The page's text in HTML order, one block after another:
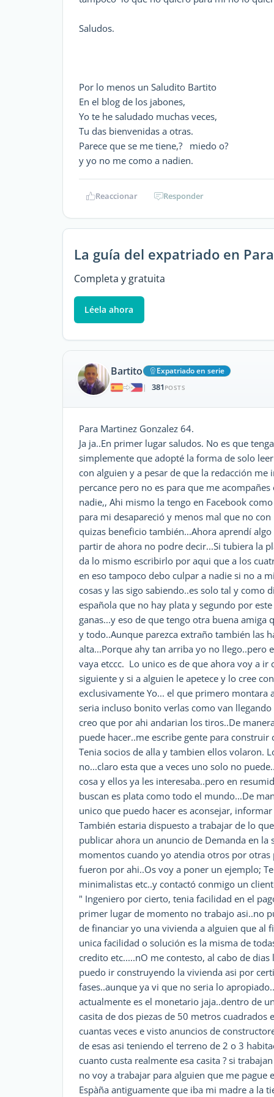
Saludos.
Por lo menos un Saludito Bartito
En el blog de los jabones,
Yo te he saludado muchas veces,
Tu das bienvenidas a otras.
Parece que se me tiene,? miedo o?
y yo no me como a nadien.
Reaccionar Responder
La guía del expatriado en
Completa y gratuita
Léela ahora
Bartito
Expatriado en serie
|
381 POSTS
Para Martinez Gonzalez 64.
Ja ja..En primer lugar saludos. No es que
simplemente que adopté la forma de solo
con alguien y a pesar de que la redacción
percance pero no es para que me
nadie,, Ahi mismo la tengo en Facebook
para mi desapareció y menos mal que no
quizas beneficio también...Ahora aprendí
partir de ahora no podre decir...Si tubiera la
da lo mismo escribirlo por aqui que a los
en eso tampoco debo culpar a nadie si no a
cosas y las sigo sabiendo..es solo tal y
española que no hay plata y segundo por
ganas...y eso de que tengo otra buena
y todo..Aunque parezca extraño también las
alta...Porque ahy tan arriba yo no llego..pero
vaya etccc. Lo unico es de que ahora voy a
siguiente y si a alguien le apetece y lo cree
exclusivamente Yo... el que primero montara
seria incluso bonito verlas como van
creo que por ahi andarian los tiros..De
puede hacer..me escribe gente para
Tenia socios de alla y tambien ellos volaron.
no...claro esta que a veces uno solo no
cosa y ellos ya les interesaba..pero en
buscan es plata como todo el mundo...De
unico que puedo hacer es aconsejar,
También estaria dispuesto a trabajar de lo
publicar ahora un anuncio de Demanda en la
momentos cuando yo atendia otros por otras
fueron por ahi..Os voy a poner un ejemplo;
minimalistas etc..y contactó conmigo un
" Ingeniero por cierto, tenia facilidad en el
primer lugar de momento no trabajo asi..no
de financiar yo una vivienda a alguien que al
unica facilidad o solución es la misma de
credito etc.....nO me contesto, al cabo de
puedo ir construyendo la vivienda asi por
fases..aunque ya vi que no seria lo
actualmente es el monetario jaja..dentro de
casita de dos piezas de 50 metros
cuantas veces e visto anuncios de
de esas asi teniendo el terreno de 2 o 3
cuanto custa realmente esa casita ? si
no voy a trabajar para alguien que me
Espàña antiguamente que iba mi madre a la